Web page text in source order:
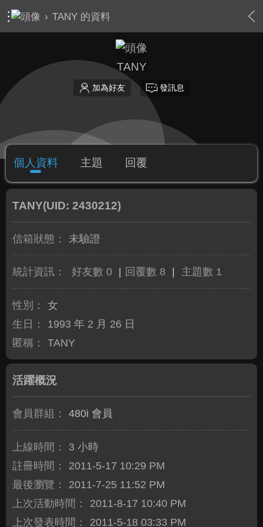
› TANY 的資料
TANY
加為好友 發訊息
個人資料 主題 回覆
TANY(UID: 2430212)
信箱狀態： 未驗證
統計資訊： 好友數 0 回覆數 8 主題數 1
性別：
女
生日：
1993 年 2 月 26 日
匿稱：
TANY
活躍概況
會員群組： 480i 會員
上線時間：
3 小時
註冊時間：
2011-5-17 10:29 PM
最後瀏覽：
2011-7-25 11:52 PM
上次活動時間：
2011-8-17 10:40 PM
上次發表時間：
2011-5-18 03:33 PM